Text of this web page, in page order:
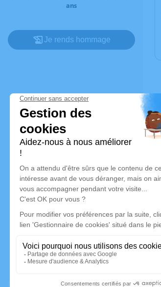
ans
Je rends hommage